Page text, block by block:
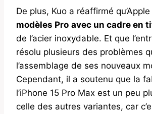
De plus, Kuo a réaffirmé qu’Apple
modèles Pro avec un cadre en
de l’acier inoxydable. Et que
résolu plusieurs des problèmes
l’assemblage de ses nouveaux
Cependant, il a soutenu que la
l’iPhone 15 Pro Max est un peu
celle des autres variantes, car